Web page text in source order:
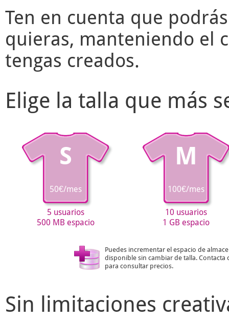
Ten en cuenta que
quieras, manteniendo el
tengas creados.
Elige la talla que más
S
50€/mes
5 usuarios
500 MB espacio
M
100€/mes
10 usuarios
1 GB espacio
Puedes incrementar el espacio de
disponible sin cambiar de talla. Contacta
para consultar precios.
Sin limitaciones